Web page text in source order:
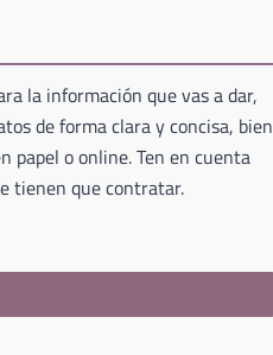
la información que vas a dar,
de forma clara y concisa, bien
papel o online. Ten en cuenta
tienen que contratar.